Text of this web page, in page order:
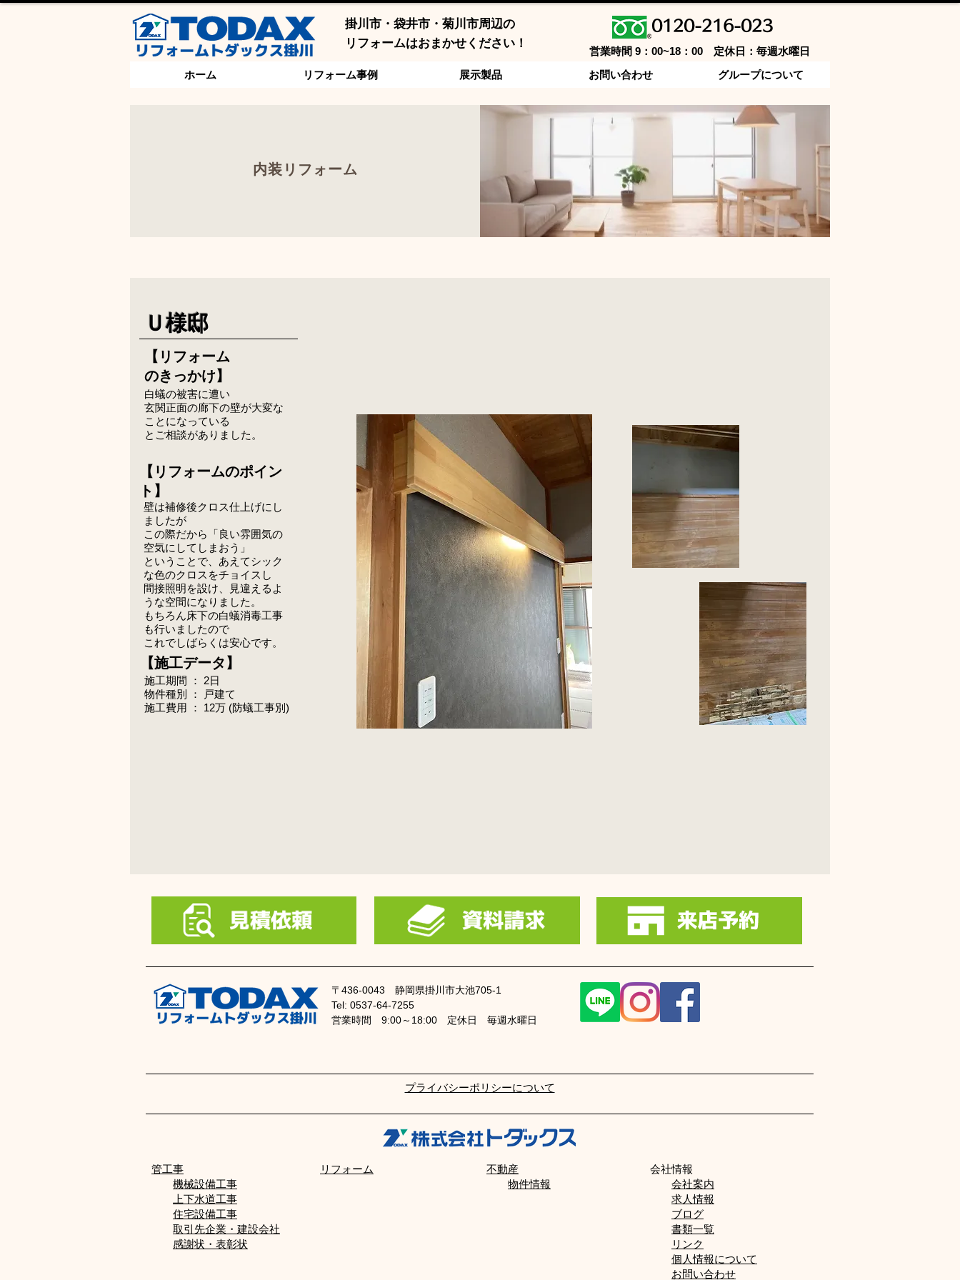
掛川市・袋井市・菊川市周辺の
​リフォームはおまかせください！
0120-216-023
営業時間 9：00~18：00 定休日：毎週水曜日
ホーム
リフォーム事例 展示製品 お問い合わせ グループについて
内装リフォーム
​Ｕ様邸​
【リフォーム
のきっかけ】
白蟻の被害に遭い
玄関正面の廊下の壁が大変な
ことになっている
​とご相談がありました。
​【リフォームのポイン
ト】
壁は補修後クロス仕上げにし
ましたが
この際だから「良い雰囲気の
空気にしてしまおう」
ということで、あえてシック
な色のクロスをチョイスし
​間接照明を設け、見違えるよ
うな空間になりました。
もちろん床下の白蟻消毒工事
も行いましたので
​これでしばらくは安心です。
​【施工データ】
施工期間 ： 2日
物件種別 ： 戸建て
​施工費用 ： 12万 (防蟻工事別)
〒436-0043 静岡県掛川市大池705-1
Tel: 0537-64-7255
​営業時間 9:00～18:00 定休日 毎週水曜日
​プライバシーポリシーについて
管工事
機械設備工事
上下水道工事
住宅設備工事
取引先企業・建設会社
感謝状・表彰状
リフォーム
不動産
物件情報
会社情報
会社案内
求人情報
ブログ
書類一覧
リンク
個人情報について
お問い合わせ